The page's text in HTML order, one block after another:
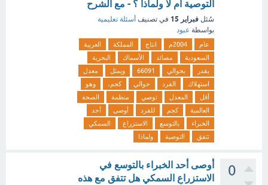
التوصية أم لا ولماذا ؟ - مع الشرح
سُئل فبراير 15 في تصنيف أسئلة تعليمية
بواسطة عبود
عام 2004م انتاج المملكة
العربية
السعودية
مصائد الأسماك
البحرية
يقدر
بحوالي 66091 ويمثل
معدل
استهلاك
الفرد حوالي كجم،
وهو
أقل
المعدل توصي منظمة
الصحة
العالمية
كجم للفرد أوصى
أحد
الخبراء
بالتوسع الاستزراع
السمكي
تتفق
التوصية ولماذا
0
أوصى أحد الخبراء بالتوسع في
الاستزراع السمكي هل تتفق مع هذه